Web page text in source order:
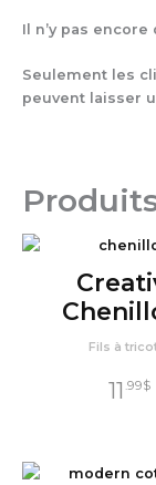
Il n’y pas encore
Seulement les
peuvent laisser
Fils à
11 .99$